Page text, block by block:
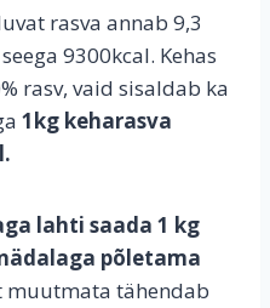
rasva annab 9,3
9300kcal. Kehas
rasv, vaid sisaldab ka
1kg keharasva
lahti saada 1 kg
põletama
muutmata tähendab